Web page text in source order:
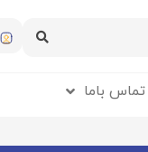
تماس باما